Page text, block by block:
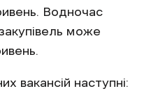
Водночас
може
вакансій наступні: